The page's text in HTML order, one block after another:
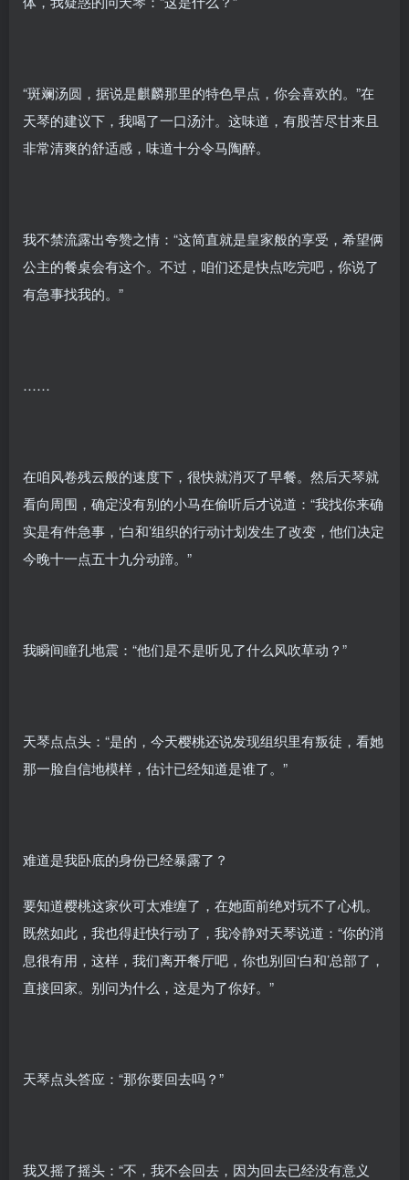
“斑斓汤圆，据说是麒麟那里的特色早点，你会喜欢的。”在
天琴的建议下，我喝了一口汤汁。这味道，有股苦尽甘来且
非常清爽的舒适感，味道十分令马陶醉。
我不禁流露出夸赞之情：“这简直就是皇家般的享受，希望俩
公主的餐桌会有这个。不过，咱们还是快点吃完吧，你说了
有急事找我的。”
……
在咱风卷残云般的速度下，很快就消灭了早餐。然后天琴就
看向周围，确定没有别的小马在偷听后才说道：“我找你来确
实是有件急事，‘白和’组织的行动计划发生了改变，他们决定
今晚十一点五十九分动蹄。”
我瞬间瞳孔地震：“他们是不是听见了什么风吹草动？”
天琴点点头：“是的，今天樱桃还说发现组织里有叛徒，看她
那一脸自信地模样，估计已经知道是谁了。”
难道是我卧底的身份已经暴露了？
要知道樱桃这家伙可太难缠了，在她面前绝对玩不了心机。
既然如此，我也得赶快行动了，我冷静对天琴说道：“你的消
息很有用，这样，我们离开餐厅吧，你也别回‘白和’总部了，
直接回家。别问为什么，这是为了你好。”
天琴点头答应：“那你要回去吗？”
我又摇了摇头：“不，我不会回去，因为回去已经没有意义